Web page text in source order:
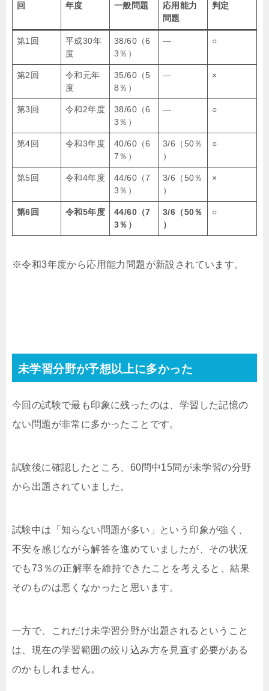
回 年度 一般問題
応用能力
問題
判定
第1回
平成30年
度
38/60（6
3％）
― ○
第2回
令和元年
度
35/60（5
8％）
― ×
第3回 令和2年度
38/60（6
3％）
― ○
第4回 令和3年度
40/60（6
7％）
3/6（50％
）
○
第5回 令和4年度
44/60（7
3％）
3/6（50％
）
×
第6回 令和5年度 44/60 （7
3％）
3/6 （50％
）
○
※令和3年度から応用能力問題が新設されています。
未学習分野が予想以上に多かった
今回の試験で最も印象に残ったのは、学習した記憶の
ない問題が非常に多かったことです。
試験後に確認したところ、60問中15問が未学習の分野
から出題されていました。
試験中は「知らない問題が多い」という印象が強く、
不安を感じながら解答を進めていましたが、その状況
でも73％の正解率を維持できたことを考えると、結果
そのものは悪くなかったと思います。
一方で、これだけ未学習分野が出題されるということ
は、現在の学習範囲の絞り込み方を見直す必要がある
のかもしれません。